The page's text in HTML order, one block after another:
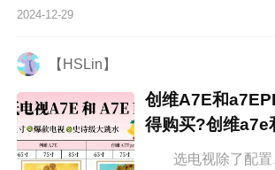
a7epro哪个画质好
2024-12-29
【HSLin】
创维A7E和
得购买?创维a7e
选电视除了配置